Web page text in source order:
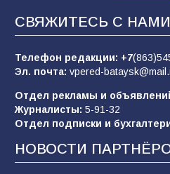
пропагандистский вброс
«Слухами Москву не
заявления Киева о
отчаяние, а не разведка
81 02.08.2026
СВЯЖИТЕСЬ С НАМИ
Телефон редакции: +7
Эл. почта: vpered-
Отдел рекламы и
Журналисты: 5-91-32
Отдел подписки и
НОВОСТИ